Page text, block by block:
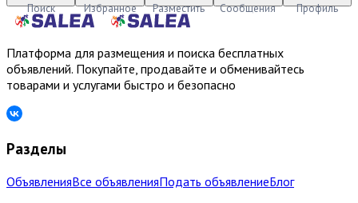
Поиск Избранное Разместить Сообщения Профиль
Платформа для размещения и поиска бесплатных
объявлений. Покупайте, продавайте и обменивайтесь
товарами и услугами быстро и безопасно
Разделы
ОбъявленияВсе объявленияПодать объявлениеБлог